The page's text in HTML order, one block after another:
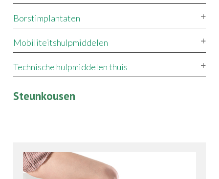
Borstimplantaten
Mobiliteitshulpmiddelen
Technische hulpmiddelen thuis
Steunkousen